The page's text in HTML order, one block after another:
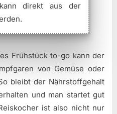
direkt aus der
Frühstück to-go kann der
von Gemüse oder
bleibt der Nährstoffgehalt
und man startet gut
ist also nicht nur